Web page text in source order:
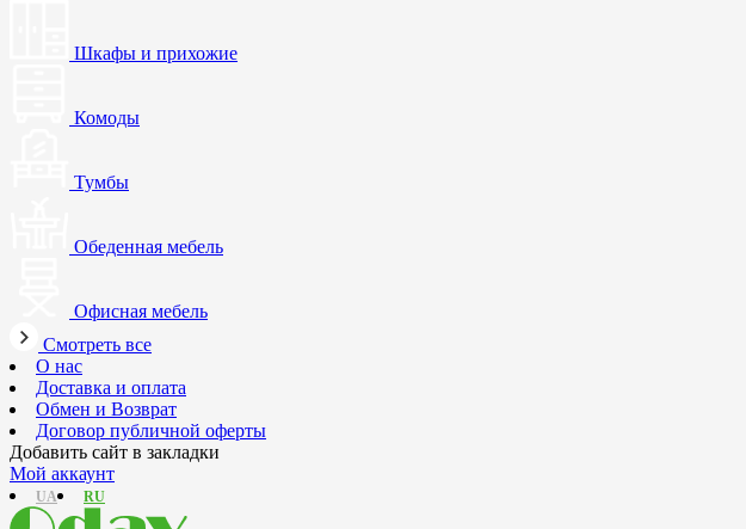
Шкафы и прихожие
Комоды
Тумбы
Обеденная мебель
Офисная мебель
Смотреть все
О нас
Доставка и оплата
Обмен и Возврат
Договор публичной оферты
Добавить сайт в закладки
Мой аккаунт
RU
UA